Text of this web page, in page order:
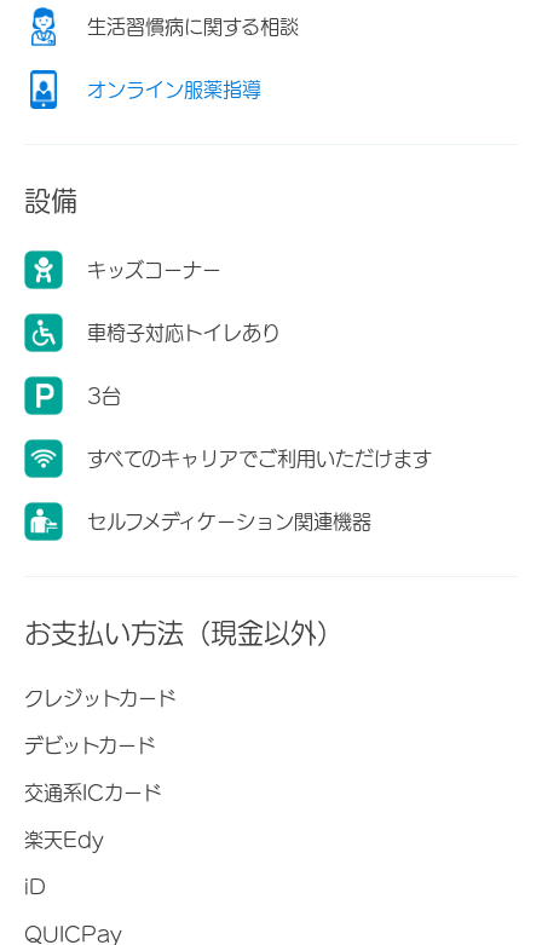
生活習慣病に関する相談
オンライン服薬指導
設備
キッズコーナー
車椅子対応トイレあり
3台
すべてのキャリアでご利用いただけます
セルフメディケーション関連機器
お支払い方法（現金以外）
クレジットカード
デビットカード
交通系ICカード
楽天Edy
iD
QUICPay